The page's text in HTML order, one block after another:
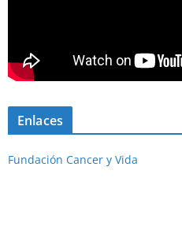
Enlaces
Fundación Cancer y Vida